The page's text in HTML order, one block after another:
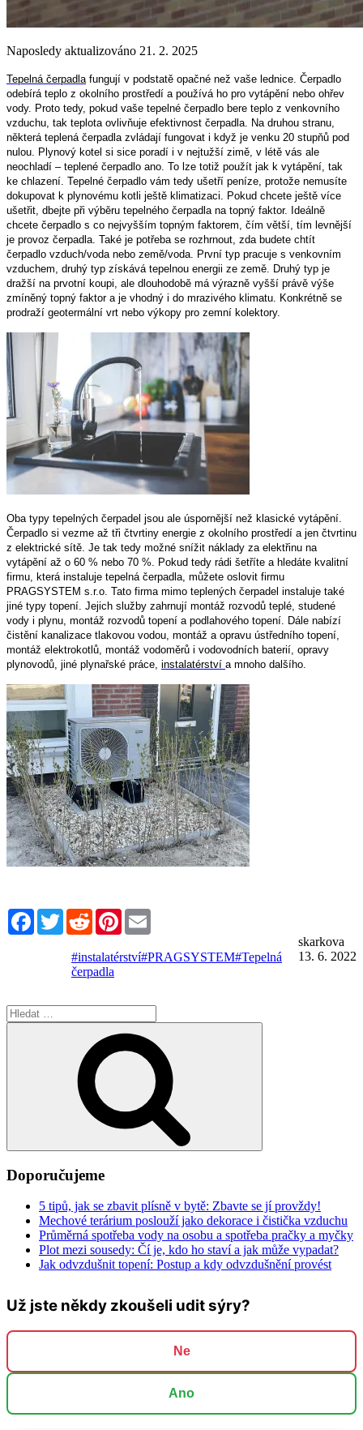
Naposledy aktualizováno 21. 2. 2025
Tepelná čerpadla fungují v podstatě opačné než vaše lednice. Čerpadlo
odebírá teplo z okolního prostředí a používá ho pro vytápění nebo ohřev
vody. Proto tedy, pokud vaše tepelné čerpadlo bere teplo z venkovního
vzduchu, tak teplota ovlivňuje efektivnost čerpadla. Na druhou stranu,
některá teplená čerpadla zvládají fungovat i když je venku 20 stupňů pod
nulou. Plynový kotel si sice poradí i v nejtužší zimě, v létě vás ale
neochladí – teplené čerpadlo ano. To lze totiž použít jak k vytápění, tak
ke chlazení. Tepelné čerpadlo vám tedy ušetří peníze, protože nemusíte
dokupovat k plynovému kotli ještě klimatizaci. Pokud chcete ještě více
ušetřit, dbejte při výběru tepelného čerpadla na topný faktor. Ideálně
chcete čerpadlo s co nejvyšším topným faktorem, čím větší, tím levnější
je provoz čerpadla. Také je potřeba se rozhrnout, zda budete chtít
čerpadlo vzduch/voda nebo země/voda. První typ pracuje s venkovním
vzduchem, druhý typ získává tepelnou energii ze země. Druhý typ je
dražší na prvotní koupi, ale dlouhodobě má výrazně vyšší právě výše
zmíněný topný faktor a je vhodný i do mrazivého klimatu. Konkrétně se
prodraží geotermální vrt nebo výkopy pro zemní kolektory.
Oba typy tepelných čerpadel jsou ale úspornější než klasické vytápění.
Čerpadlo si vezme až tři čtvrtiny energie z okolního prostředí a jen čtvrtinu
z elektrické sítě. Je tak tedy možné snížit náklady za elektřinu na
vytápění až o 60 % nebo 70 %. Pokud tedy rádi šetříte a hledáte kvalitní
firmu, která instaluje tepelná čerpadla, můžete oslovit firmu
PRAGSYSTEM s.r.o. Tato firma mimo teplených čerpadel instaluje také
jiné typy topení. Jejich služby zahrnují montáž rozvodů teplé, studené
vody i plynu, montáž rozvodů topení a podlahového topení. Dále nabízí
čistění kanalizace tlakovou vodou, montáž a opravu ústředního topení,
montáž elektrokotlů, montáž vodoměrů i vodovodních baterií, opravy
plynovodů, jiné plynařské práce, instalatérství a mnoho dalšího.
FacebookTwitterRedditPinterest
skarkova
13. 6. 2022
#instalatérství#PRAGSYSTEM#Tepelná
čerpadla
Hledat:
Doporučujeme
5 tipů, jak se zbavit plísně v bytě: Zbavte se jí provždy!
Mechové terárium poslouží jako dekorace i čistička vzduchu
Průměrná spotřeba vody na osobu a spotřeba pračky a myčky
Plot mezi sousedy: Čí je, kdo ho staví a jak může vypadat?
Jak odvzdušnit topení: Postup a kdy odvzdušnění provést
Už jste někdy zkoušeli udit sýry?
Ne
Ano